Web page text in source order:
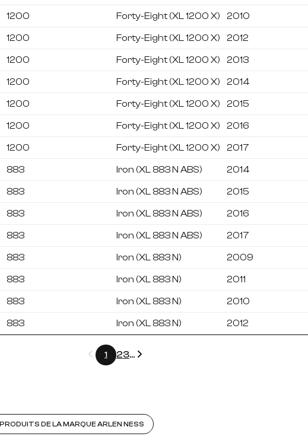
1200 Forty-Eight (XL 1200 X) 2010
1200 Forty-Eight (XL 1200 X) 2012
1200 Forty-Eight (XL 1200 X) 2013
1200 Forty-Eight (XL 1200 X) 2014
1200 Forty-Eight (XL 1200 X) 2015
1200 Forty-Eight (XL 1200 X) 2016
1200 Forty-Eight (XL 1200 X) 2017
883 Iron (XL 883 N ABS) 2014
883 Iron (XL 883 N ABS) 2015
883 Iron (XL 883 N ABS) 2016
883 Iron (XL 883 N ABS) 2017
883 Iron (XL 883 N) 2009
883 Iron (XL 883 N) 2011
883 Iron (XL 883 N) 2010
883 Iron (XL 883 N) 2012
Précédent
1 23...Suivant
DE LA MARQUE ARLEN NESS